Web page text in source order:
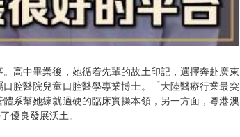
高中畢業後，她循着先輩的故土印記，選擇奔赴廣東
腔醫院兒童口腔醫學專業博士。「大陸醫療行業最突
系幫她練就過硬的臨床實操本領，另一方面，粵港澳
優良發展沃土。